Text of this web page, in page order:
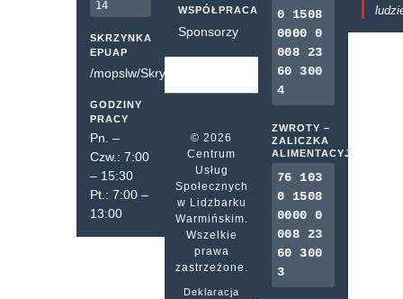
14
SKRZYNKA
EPUAP
/mopslw/SkrytkaESP
GODZINY
PRACY
Pn. –
Czw.: 7:00
– 15:30
Pt.: 7:00 –
13:00
WSPÓŁPRACA
Sponsorzy
© 2026
Centrum
Usług
Społecznych
w Lidzbarku
Warmińskim.
Wszelkie
prawa
zastrzeżone.
Deklaracja
0 1508
0000 0
008 23
60 300
4
ZWROTY –
ZALICZKA
ALIMENTACYJNA
76 103
0 1508
0000 0
008 23
60 300
3